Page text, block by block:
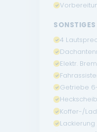
SONSTIGES
4
Elektr.
Getriebe
Koffer-/